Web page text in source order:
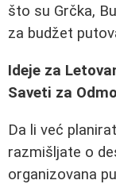
što su Grčka,
za budžet
Ideje za
Saveti za
Da li već
razmišljate o
organizovana